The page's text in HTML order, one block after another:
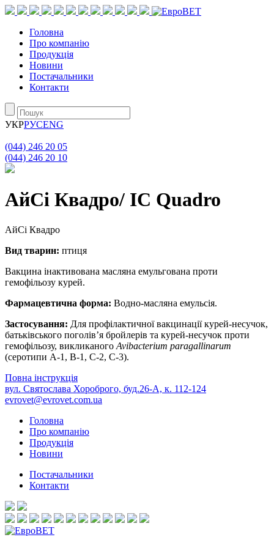
Головна
Про компанію
Продукція
Новини
Постачальники
Контакти
УКРРУСENG
(044) 246 20 05
(044) 246 20 10
АйСі Квадро/ IC Quadro
АйСі Квадро
Вид тварин: птиця
Вакцина інактивована масляна емульгована проти
гемофільозу курей.
Фармацевтична форма: Водно-масляна емульсія.
Застосування: Для профілактичної вакцинації курей-несучок,
батьківського поголів’я бройлерів та курей-несучок проти
гемофільозу, викликаного Avibacterium paragallinarum
(серотипи А-1, В-1, С-2, С-3).
Повна інструкція
вул. Святослава Хороброго, буд.26-А, к. 112-124
evrovet@evrovet.com.ua
Головна
Про компанію
Продукція
Новини
Постачальники
Контакти